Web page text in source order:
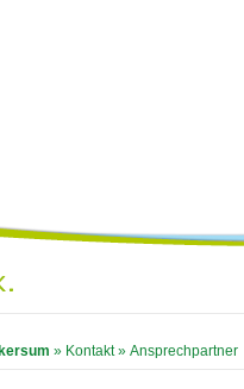
» Kontakt» Ansprechpartner